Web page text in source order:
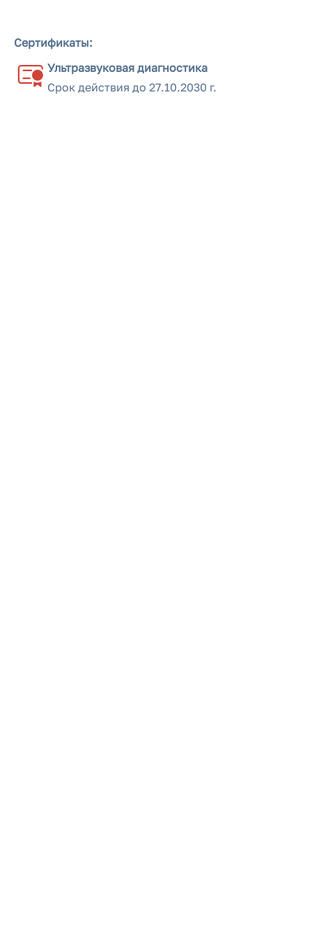
Сертификаты:
Ультразвуковая диагностика
Срок действия до 27.10.2030 г.